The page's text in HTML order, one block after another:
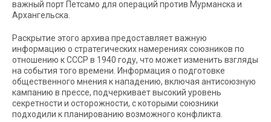
важный порт Петсамо для операций против Мурманска и
Архангельска.
Раскрытие этого архива предоставляет важную
информацию о стратегических намерениях союзников по
отношению к СССР в 1940 году, что может изменить взгляды
на события того времени. Информация о подготовке
общественного мнения к нападению, включая антисоюзную
кампанию в прессе, подчеркивает высокий уровень
секретности и осторожности, с которыми союзники
подходили к планированию возможного конфликта.